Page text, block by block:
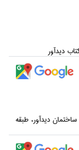
انقلاب، خيابان فخررازي، خيابان روانمهر شرقي، شماره 84، ساختمان ديدآور، طبقه